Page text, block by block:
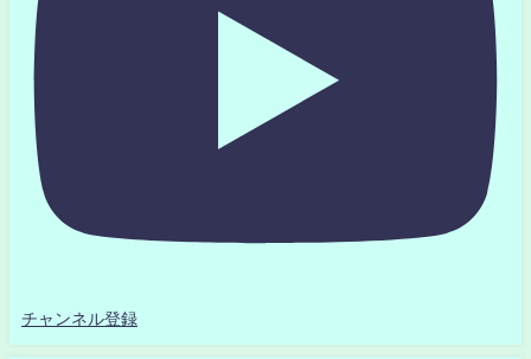
チャンネル登録